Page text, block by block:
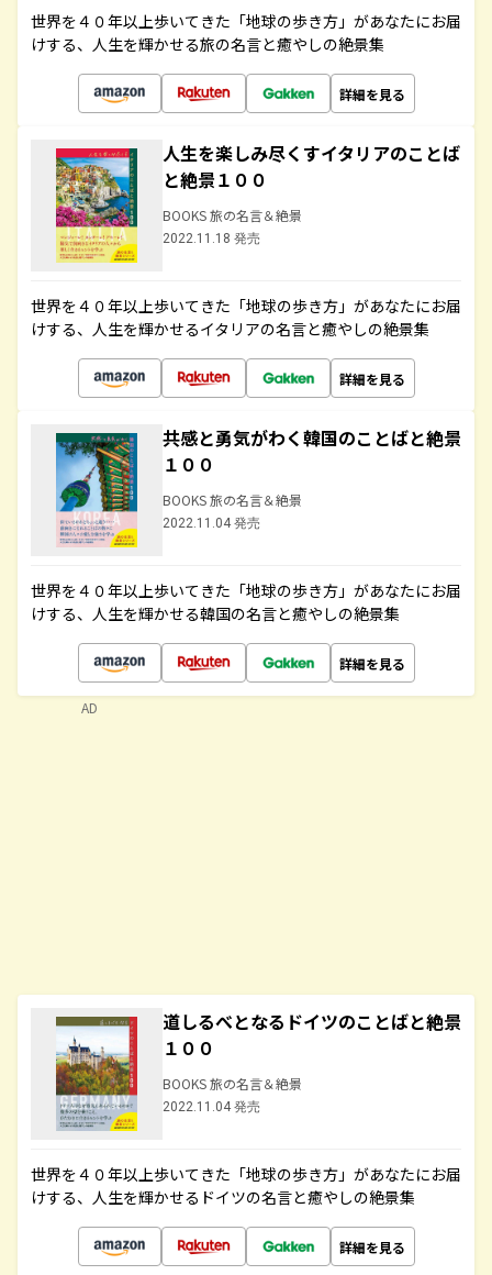
世界を４０年以上歩いてきた「地球の歩き方」があなたにお届
けする、人生を輝かせる旅の名言と癒やしの絶景集
詳細を見る
人生を楽しみ尽くすイタリアのことば
と絶景１００
BOOKS 旅の名言＆絶景
2022.11.18 発売
世界を４０年以上歩いてきた「地球の歩き方」があなたにお届
けする、人生を輝かせるイタリアの名言と癒やしの絶景集
詳細を見る
共感と勇気がわく韓国のことばと絶景
１００
BOOKS 旅の名言＆絶景
2022.11.04 発売
世界を４０年以上歩いてきた「地球の歩き方」があなたにお届
けする、人生を輝かせる韓国の名言と癒やしの絶景集
詳細を見る
道しるべとなるドイツのことばと絶景
１００
BOOKS 旅の名言＆絶景
2022.11.04 発売
世界を４０年以上歩いてきた「地球の歩き方」があなたにお届
けする、人生を輝かせるドイツの名言と癒やしの絶景集
詳細を見る
AD